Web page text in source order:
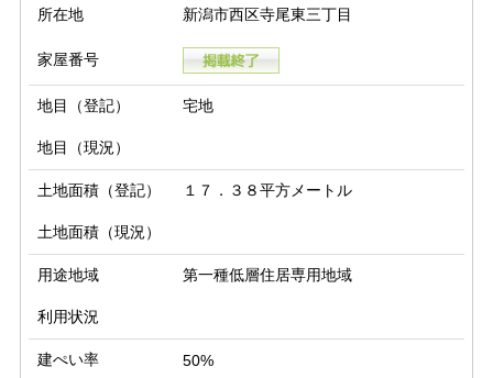
所在地 新潟市西区寺尾東三丁目
家屋番号
地目（登記） 宅地
地目（現況）
土地面積（登記） １７．３８平方メートル
土地面積（現況）
用途地域 第一種低層住居専用地域
利用状況
建ぺい率 50%